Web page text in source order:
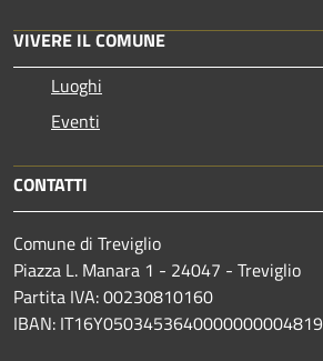
VIVERE IL COMUNE
Luoghi
Eventi
CONTATTI
Comune di Treviglio
Piazza L. Manara 1 - 24047 - Treviglio
Partita IVA: 00230810160
IBAN: IT16Y0503453640000000004819